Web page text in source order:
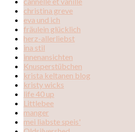
christina greve
eva und ich
fräulein glücklich
herz-allerliebst
ina stil
innenansichten
Knusperstübchen
krista keltanen blog
kristy wicks
life 40 up
Littlebee
manger
mei liabste speis'